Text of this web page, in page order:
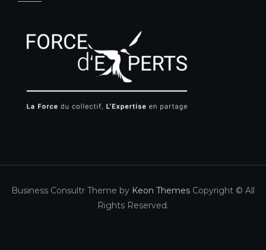
Business Consultr Theme by Keon Themes Copyright © All
Rights Reserved.